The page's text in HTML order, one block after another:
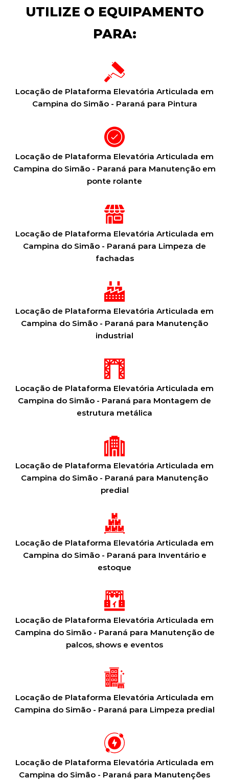
UTILIZE O EQUIPAMENTO
PARA:
Locação de Plataforma Elevatória Articulada em
Campina do Simão - Paraná para Pintura
Locação de Plataforma Elevatória Articulada em
Campina do Simão - Paraná para Manutenção em
ponte rolante
Locação de Plataforma Elevatória Articulada em
Campina do Simão - Paraná para Limpeza de
fachadas
Locação de Plataforma Elevatória Articulada em
Campina do Simão - Paraná para Manutenção
industrial
Locação de Plataforma Elevatória Articulada em
Campina do Simão - Paraná para Montagem de
estrutura metálica
Locação de Plataforma Elevatória Articulada em
Campina do Simão - Paraná para Manutenção
predial
Locação de Plataforma Elevatória Articulada em
Campina do Simão - Paraná para Inventário e
estoque
Locação de Plataforma Elevatória Articulada em
Campina do Simão - Paraná para Manutenção de
palcos, shows e eventos
Locação de Plataforma Elevatória Articulada em
Campina do Simão - Paraná para Limpeza predial
Locação de Plataforma Elevatória Articulada em
Campina do Simão - Paraná para Manutenções